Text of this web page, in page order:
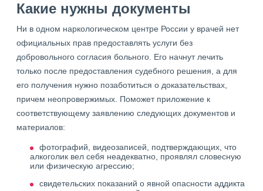
Какие нужны документы
Ни в одном наркологическом центре России у врачей нет
официальных прав предоставлять услуги без
добровольного согласия больного. Его начнут лечить
только после предоставления судебного решения, а для
его получения нужно позаботиться о доказательствах,
причем неопровержимых. Поможет приложение к
соответствующему заявлению следующих документов и
материалов:
фотографий, видеозаписей, подтверждающих, что
алкоголик вел себя неадекватно, проявлял словесную
или физическую агрессию;
свидетельских показаний о явной опасности аддикта